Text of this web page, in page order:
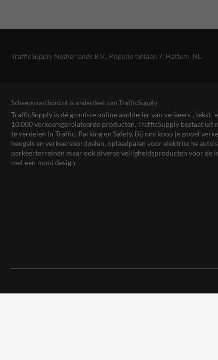
TrafficSupply Netherlands B.V., Populierenlaan 7, Hattem, NL
Scheepvaartbord.nl is onderdeel van TrafficSupply
TrafficSupply is dé grootste online aanbieder van verkeers-,
10.000 verkeersgerelateerde producten. TrafficSupply bestaat uit
te verdelen in Traffic, Parking en Safety. Bij ons koop je zowel
beugels en verkeersbordpalen, oplaadpalen voor elektrische
parkeerterreinen maar ook diverse veiligheidsproducten voor de
met een mooi design.